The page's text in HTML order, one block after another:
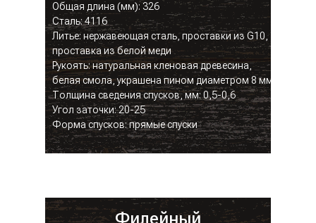
Общая длина (мм): 326
Сталь: 4116
Литье: нержавеющая сталь, проставки из G10,
проставка из белой меди
Рукоять: натуральная кленовая древесина,
белая смола, украшена пином диаметром 8 мм
Толщина сведения спусков, мм: 0,5-0,6
Угол заточки: 20-25
Форма спусков: прямые спуски
Филейный